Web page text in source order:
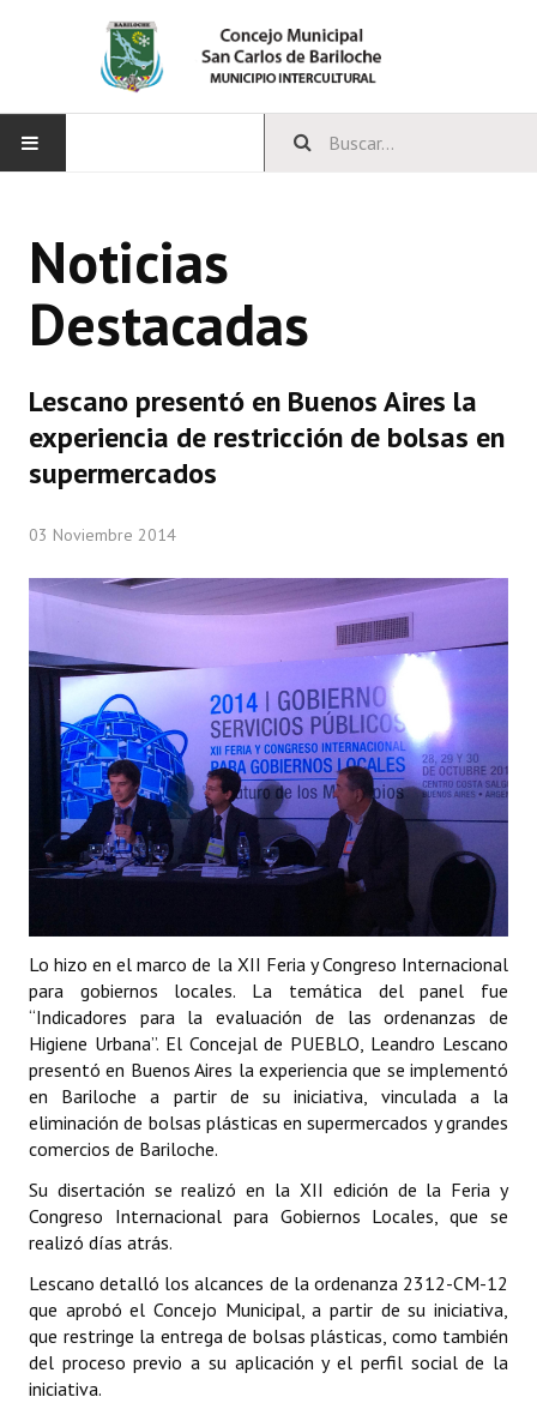
CONCEJO
Bloques Políticos
Comisiones Permanentes
Comisiones Especiales
LEGISLACIÓN
Constitución Nacional
Constitución Provincial
Carta Orgánica 2007
Reglamento Interno
Digesto
DOCUMENTOS
Informes de Gestión
Proyectos Presentados
Dictámenes Asesoría Letrada
Informes de Unidad Coordinadora
Actas de Audiencias Públicas
NORMATIVA
Noticias
Destacadas
Lescano presentó en Buenos Aires la
experiencia de restricción de bolsas en
supermercados
03 Noviembre 2014
Lo hizo en el marco de la XII Feria y Congreso Internacional
para gobiernos locales. La temática del panel fue
“Indicadores para la evaluación de las ordenanzas de
Higiene Urbana”. El Concejal de PUEBLO, Leandro Lescano
presentó en Buenos Aires la experiencia que se implementó
en Bariloche a partir de su iniciativa, vinculada a la
eliminación de bolsas plásticas en supermercados y grandes
comercios de Bariloche.
Su disertación se realizó en la XII edición de la Feria y
Congreso Internacional para Gobiernos Locales, que se
realizó días atrás.
Lescano detalló los alcances de la ordenanza 2312-CM-12
que aprobó el Concejo Municipal, a partir de su iniciativa,
que restringe la entrega de bolsas plásticas, como también
del proceso previo a su aplicación y el perfil social de la
iniciativa.